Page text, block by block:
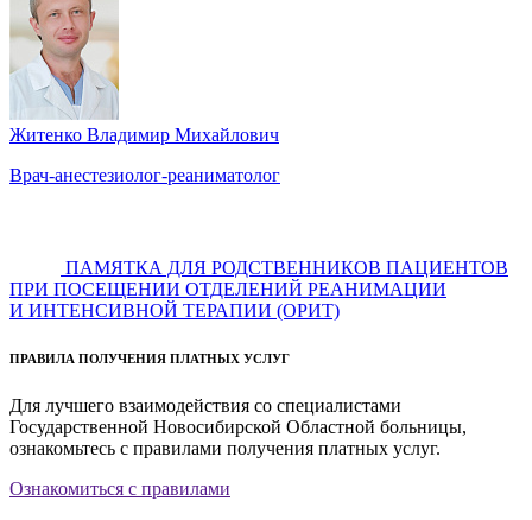
Житенко Владимир Михайлович
Врач-анестезиолог-реаниматолог
ПАМЯТКА ДЛЯ РОДСТВЕННИКОВ ПАЦИЕНТОВ
ПРИ ПОСЕЩЕНИИ ОТДЕЛЕНИЙ РЕАНИМАЦИИ
И ИНТЕНСИВНОЙ ТЕРАПИИ (ОРИТ)
ПРАВИЛА ПОЛУЧЕНИЯ ПЛАТНЫХ УСЛУГ
Для лучшего взаимодействия со специалистами
Государственной Новосибирской Областной больницы,
ознакомьтесь с правилами получения платных услуг.
Ознакомиться с правилами